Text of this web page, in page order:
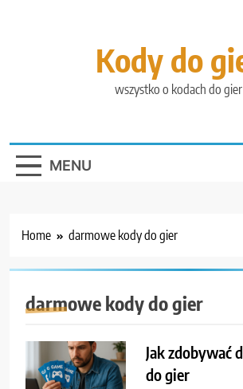
Kody do
wszystko o kodach do gier
MENU
Home darmowe kody do gier
darmowe kody do gier
Jak zdobywać
do gier